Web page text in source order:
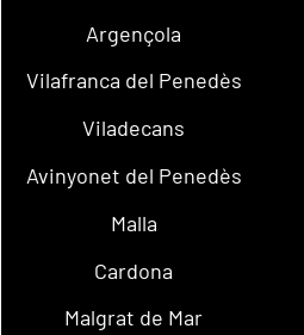
Argençola
Vilafranca del Penedès
Viladecans
Avinyonet del Penedès
Malla
Cardona
Malgrat de Mar